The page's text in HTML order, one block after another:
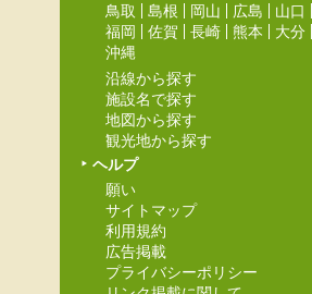
鳥取
島根 岡山 広島 山口
福岡
佐賀 長崎 熊本 大分
沖縄
沿線から探す
施設名で探す
地図から探す
観光地から探す
ヘルプ
願い
サイトマップ
利用規約
広告掲載
プライバシーポリシー